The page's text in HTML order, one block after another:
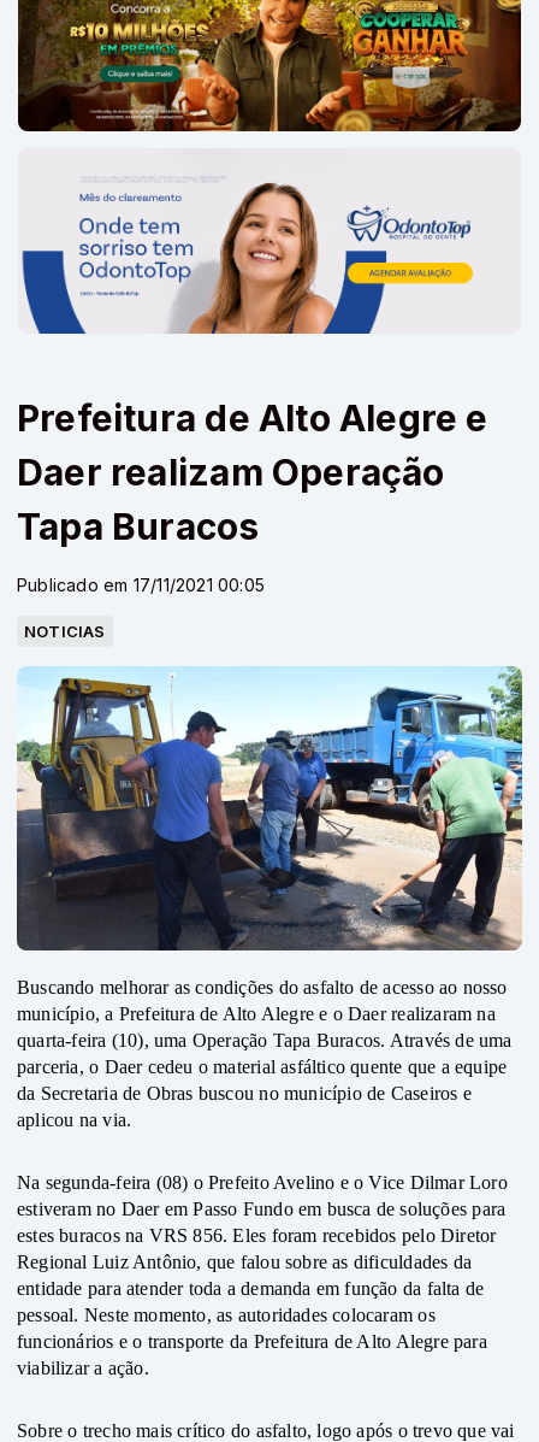
Prefeitura de Alto Alegre e
Daer realizam Operação
Tapa Buracos
Publicado em 17/11/2021 00:05
NOTICIAS
Buscando melhorar as condições do asfalto de acesso ao nosso
município, a Prefeitura de Alto Alegre e o Daer realizaram na
quarta-feira (10), uma Operação Tapa Buracos. Através de uma
parceria, o Daer cedeu o material asfáltico quente que a equipe
da Secretaria de Obras buscou no município de Caseiros e
aplicou na via.
Na segunda-feira (08) o Prefeito Avelino e o Vice Dilmar Loro
estiveram no Daer em Passo Fundo em busca de soluções para
estes buracos na VRS 856. Eles foram recebidos pelo Diretor
Regional Luiz Antônio, que falou sobre as dificuldades da
entidade para atender toda a demanda em função da falta de
pessoal. Neste momento, as autoridades colocaram os
funcionários e o transporte da Prefeitura de Alto Alegre para
viabilizar a ação.
Sobre o trecho mais crítico do asfalto, logo após o trevo que vai